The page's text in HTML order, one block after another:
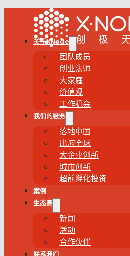
关于XNode
团队成员
创业法师
大家庭
价值观
工作机会
我们的服务
落地中国
出海全球
大企业创新
城市创新
超前孵化投资
案例
生态圈
新闻
活动
合作伙伴